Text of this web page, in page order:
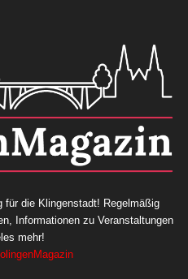
für die Klingenstadt! Regelmäßig
Informationen zu Veranstaltungen
mehr!